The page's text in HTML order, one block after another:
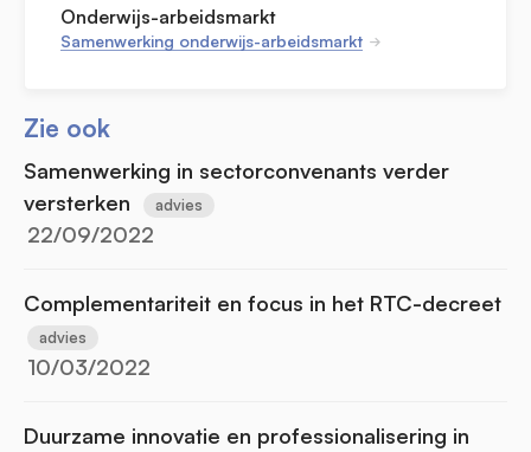
Onderwijs-arbeidsmarkt
Samenwerking onderwijs-arbeidsmarkt
Zie ook
Samenwerking in sectorconvenants verder
versterken
advies
22/09/2022
Complementariteit en focus in het RTC-decreet
advies
10/03/2022
Duurzame innovatie en professionalisering in